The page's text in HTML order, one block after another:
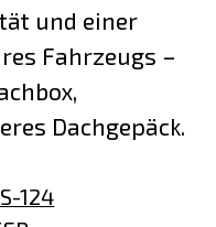
und einer
Fahrzeugs –
Dachgepäck.
124